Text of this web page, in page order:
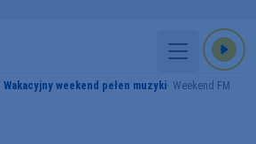
Wakacyjny weekend pełen muzyki Weekend FM